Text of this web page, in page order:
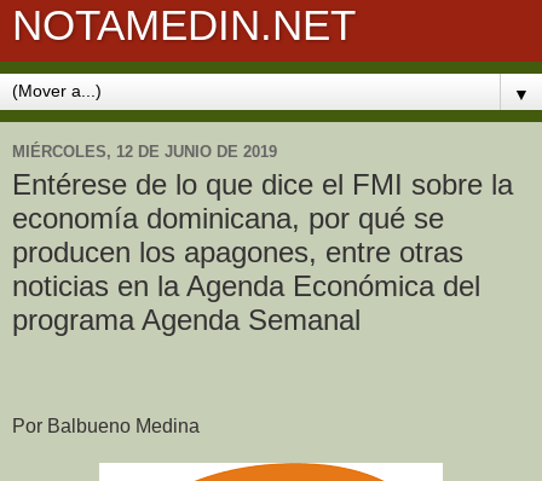
NOTAMEDIN.NET
▼
MIÉRCOLES, 12 DE JUNIO DE 2019
Entérese de lo que dice el FMI sobre la
economía dominicana, por qué se
producen los apagones, entre otras
noticias en la Agenda Económica del
programa Agenda Semanal
Por Balbueno Medina